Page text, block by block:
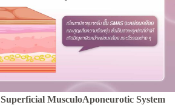
Superficial MusculoAponeurotic System